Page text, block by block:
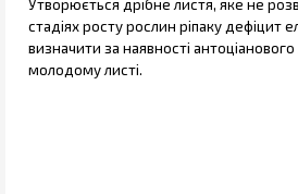
Утворюється дрібне листя, яке не
стадіях росту рослин ріпаку дефіцит
визначити за наявності
молодому листі.